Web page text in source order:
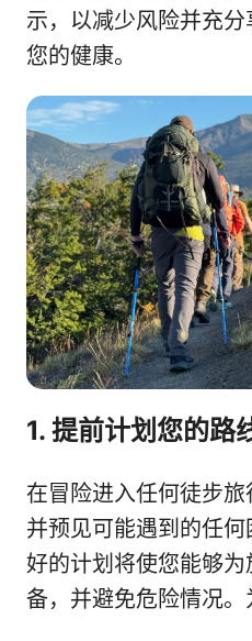
示，以减少风险并充
您的健康。
1. 提前计划您的路
在冒险进入任何徒步
并预见可能遇到的任
好的计划将使您能够
备，并避免危险情况。